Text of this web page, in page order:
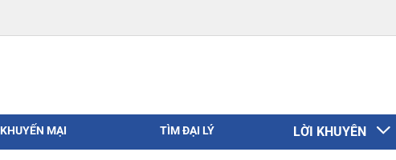
KHUYẾN MẠI TÌM ĐẠI LÝ LỜI KHUYÊN